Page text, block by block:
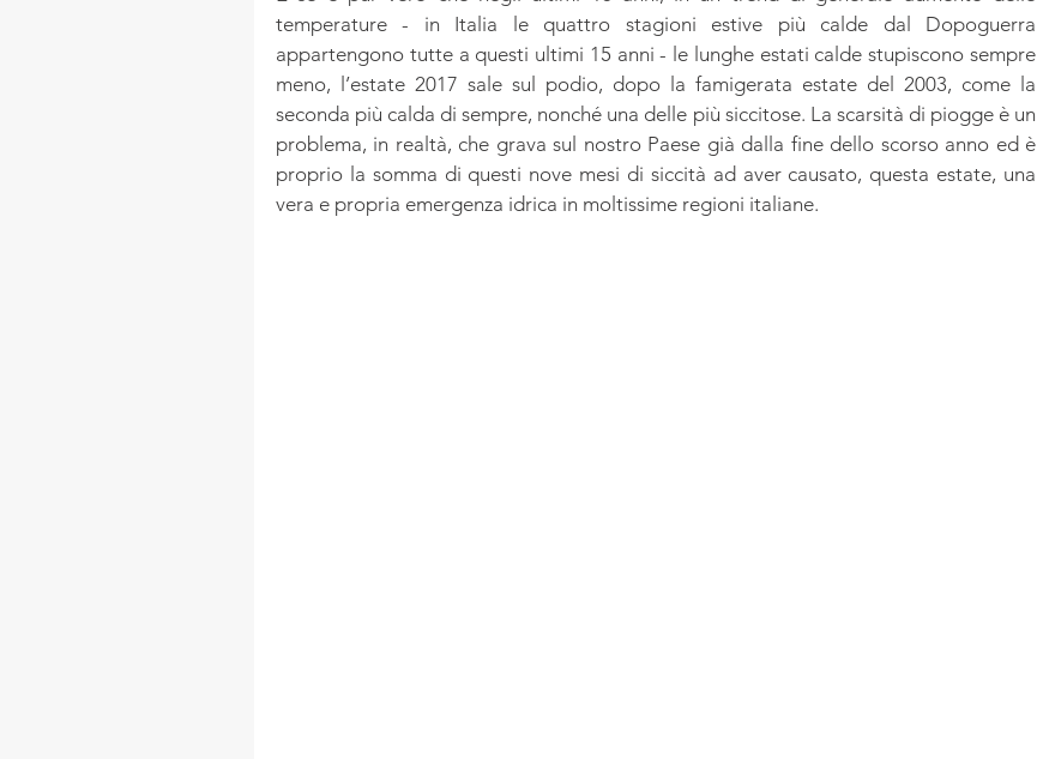
temperature - in Italia le quattro stagioni estive più calde dal Dopoguerra
appartengono tutte a questi ultimi 15 anni - le lunghe estati calde stupiscono sempre
meno, l’estate 2017 sale sul podio, dopo la famigerata estate del 2003, come la
seconda più calda di sempre, nonché una delle più siccitose. La scarsità di piogge è un
problema, in realtà, che grava sul nostro Paese già dalla fine dello scorso anno ed è
proprio la somma di questi nove mesi di siccità ad aver causato, questa estate, una
vera e propria emergenza idrica in moltissime regioni italiane.